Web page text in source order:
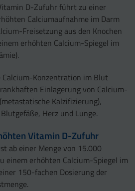
D-Zufuhr führt zu einer
Calciumaufnahme im Darm
Freisetzung aus den Knochen
erhöhten Calcium-Spiegel im
Konzentration im Blut
Einlagerung von Calcium-
Kalzifizierung),
Herz und Lunge.
Vitamin D-Zufuhr
ab einer Menge von 15.000
einem erhöhten Calcium-Spiegel im
150-fachen Dosierung der